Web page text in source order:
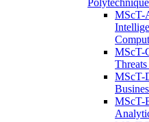
MScT-
MScT-
MScT-
MScT-